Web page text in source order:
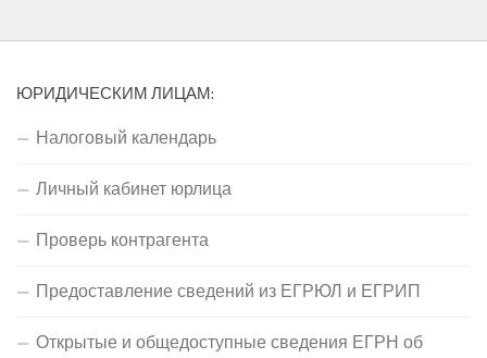
ЮРИДИЧЕСКИМ ЛИЦАМ:
Налоговый календарь
Личный кабинет юрлица
Проверь контрагента
Предоставление сведений из ЕГРЮЛ и ЕГРИП
Открытые и общедоступные сведения ЕГРН об